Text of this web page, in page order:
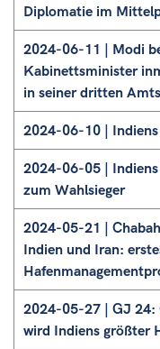
Diplomatie im
Details
ein/ausblenden
2024-06-11 | Modi
Kabinettsminister
in seiner dritten
Details
ein/ausblenden
2024-06-10 |
Details
ein/ausblenden
2024-06-05 |
zum Wahlsieger
Details
ein/ausblenden
2024-05-21 |
Indien und Iran:
Details
ein/ausblenden
2024-05-27 | GJ 24:
wird Indiens größter